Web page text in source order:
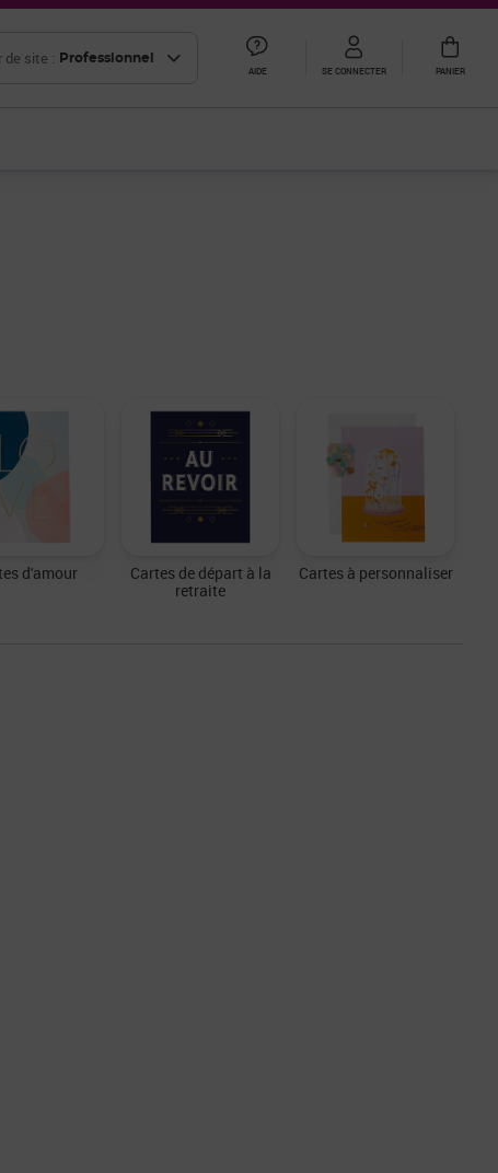
de site : Professionnel
AIDE SE CONNECTER PANIER
d'amour
Cartes de départ à la
retraite
Cartes à personnaliser
au panier